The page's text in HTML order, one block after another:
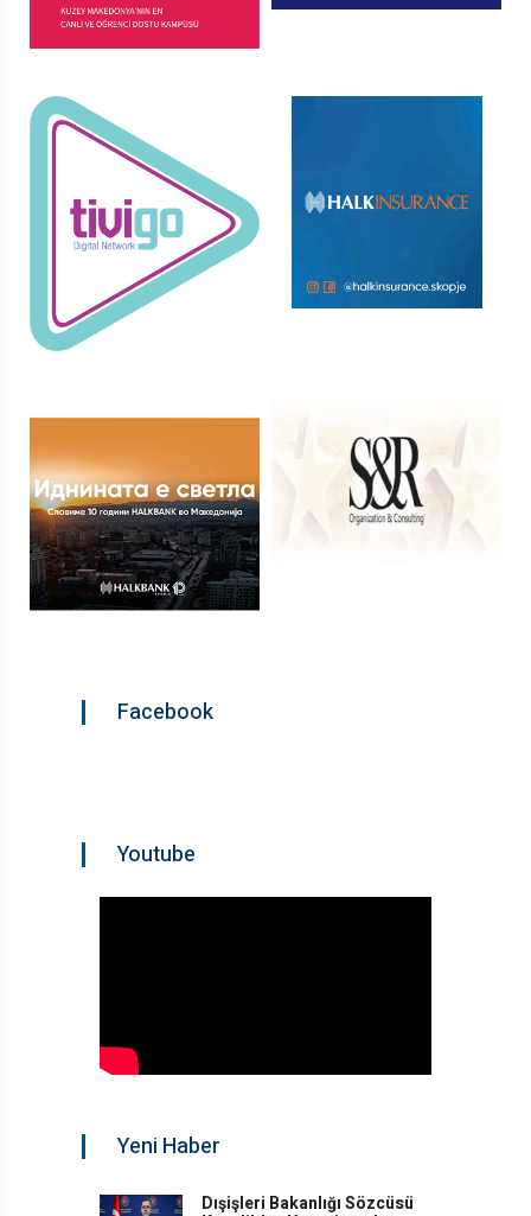
Facebook
Youtube
Yeni Haber
Dışişleri Bakanlığı Sözcüsü